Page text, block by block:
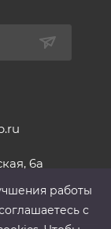
6а
работы
с